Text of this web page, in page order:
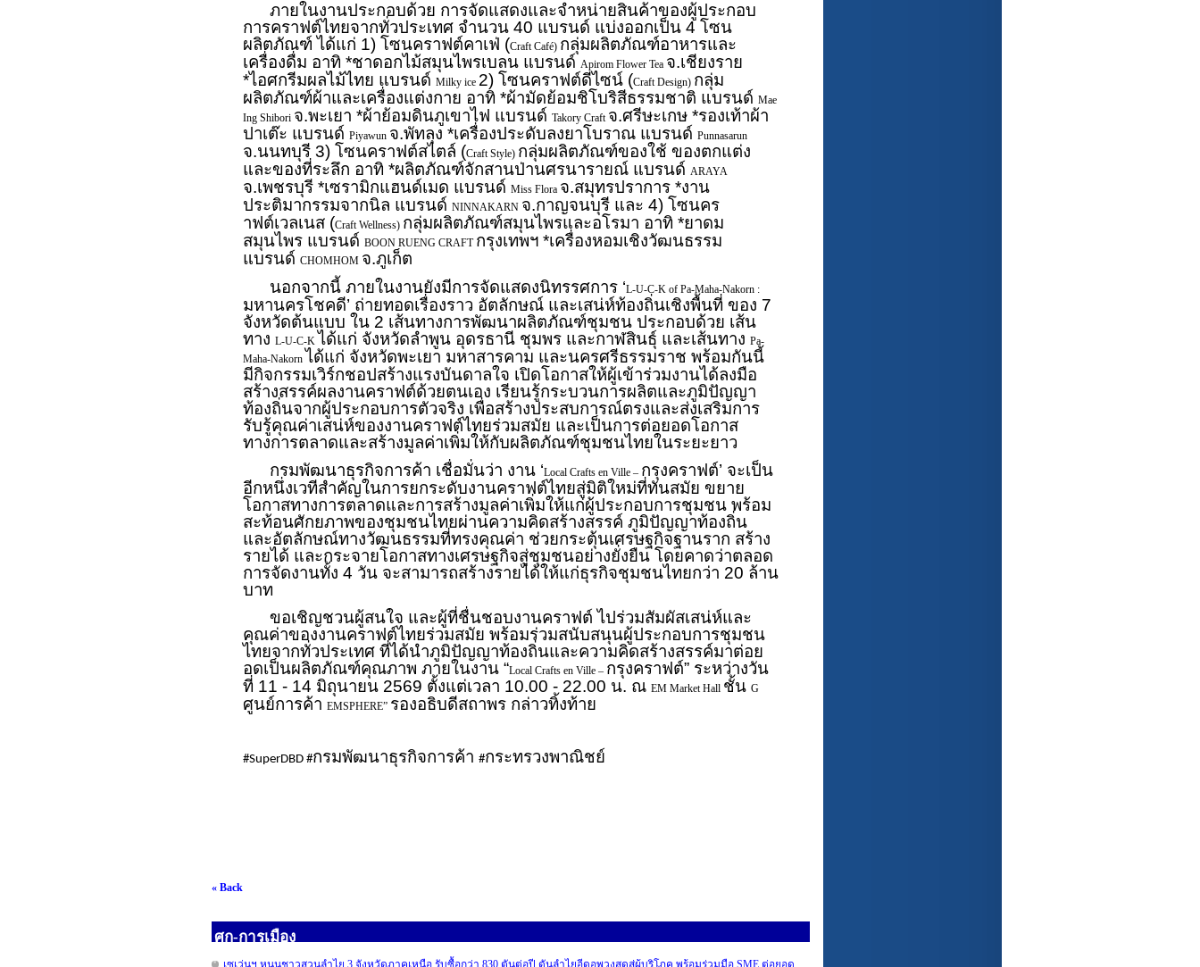
ภายในงานประกอบด้วย การจัดแสดงและจำหน่ายสินค้าของผู้ประกอบ
การคราฟต์ไทยจากทั่วประเทศ จำนวน 40 แบรนด์ แบ่งออกเป็น 4 โซน
ผลิตภัณฑ์ ได้แก่ 1) โซนคราฟต์คาเฟ่ (Craft Café) กลุ่มผลิตภัณฑ์อาหารและ
เครื่องดื่ม อาทิ *ชาดอกไม้สมุนไพรเบลน แบรนด์ Apirom Flower Tea จ.เชียงราย
*ไอศกรีมผลไม้ไทย แบรนด์ Milky ice 2) โซนคราฟต์ดีไซน์ (Craft Design) กลุ่ม
ผลิตภัณฑ์ผ้าและเครื่องแต่งกาย อาทิ *ผ้ามัดย้อมชิโบริสีธรรมชาติ แบรนด์ Mae
Ing Shibori จ.พะเยา *ผ้าย้อมดินภูเขาไฟ แบรนด์ Takory Craft จ.ศรีษะเกษ *รองเท้าผ้า
ปาเต๊ะ แบรนด์ Piyawun จ.พัทลุง *เครื่องประดับลงยาโบราณ แบรนด์ Punnasarun
จ.นนทบุรี 3) โซนคราฟต์สไตล์ (Craft Style) กลุ่มผลิตภัณฑ์ของใช้ ของตกแต่ง
และของที่ระลึก อาทิ *ผลิตภัณฑ์จักสานป่านศรนารายณ์ แบรนด์ ARAYA
จ.เพชรบุรี *เซรามิกแฮนด์เมด แบรนด์ Miss Flora จ.สมุทรปราการ *งาน
ประติมากรรมจากนิล แบรนด์ NINNAKARN จ.กาญจนบุรี และ 4) โซนคร
าฟต์เวลเนส (Craft Wellness) กลุ่มผลิตภัณฑ์สมุนไพรและอโรมา อาทิ *ยาดม
สมุนไพร แบรนด์ BOON RUENG CRAFT กรุงเทพฯ *เครื่องหอมเชิงวัฒนธรรม
แบรนด์ CHOMHOM จ.ภูเก็ต
นอกจากนี้ ภายในงานยังมีการจัดแสดงนิทรรศการ ‘L-U-C-K of Pa-Maha-Nakorn :
มหานครโชคดี’ ถ่ายทอดเรื่องราว อัตลักษณ์ และเสน่ห์ท้องถิ่นเชิงพื้นที่ ของ 7
จังหวัดต้นแบบ ใน 2 เส้นทางการพัฒนาผลิตภัณฑ์ชุมชน ประกอบด้วย เส้น
ทาง L-U-C-K ได้แก่ จังหวัดลำพูน อุดรธานี ชุมพร และกาฬสินธุ์ และเส้นทาง Pa-
Maha-Nakorn ได้แก่ จังหวัดพะเยา มหาสารคาม และนครศรีธรรมราช พร้อมกันนี้
มีกิจกรรมเวิร์กชอปสร้างแรงบันดาลใจ เปิดโอกาสให้ผู้เข้าร่วมงานได้ลงมือ
สร้างสรรค์ผลงานคราฟต์ด้วยตนเอง เรียนรู้กระบวนการผลิตและภูมิปัญญา
ท้องถิ่นจากผู้ประกอบการตัวจริง เพื่อสร้างประสบการณ์ตรงและส่งเสริมการ
รับรู้คุณค่าเสน่ห์ของงานคราฟต์ไทยร่วมสมัย และเป็นการต่อยอดโอกาส
ทางการตลาดและสร้างมูลค่าเพิ่มให้กับผลิตภัณฑ์ชุมชนไทยในระยะยาว
กรมพัฒนาธุรกิจการค้า เชื่อมั่นว่า งาน ‘Local Crafts en Ville – กรุงคราฟต์’ จะเป็น
อีกหนึ่งเวทีสำคัญในการยกระดับงานคราฟต์ไทยสู่มิติใหม่ที่ทันสมัย ขยาย
โอกาสทางการตลาดและการสร้างมูลค่าเพิ่มให้แก่ผู้ประกอบการชุมชน พร้อม
สะท้อนศักยภาพของชุมชนไทยผ่านความคิดสร้างสรรค์ ภูมิปัญญาท้องถิ่น
และอัตลักษณ์ทางวัฒนธรรมที่ทรงคุณค่า ช่วยกระตุ้นเศรษฐกิจฐานราก สร้าง
รายได้ และกระจายโอกาสทางเศรษฐกิจสู่ชุมชนอย่างยั่งยืน โดยคาดว่าตลอด
การจัดงานทั้ง 4 วัน จะสามารถสร้างรายได้ให้แก่ธุรกิจชุมชนไทยกว่า 20 ล้าน
บาท
ขอเชิญชวนผู้สนใจ และผู้ที่ชื่นชอบงานคราฟต์ ไปร่วมสัมผัสเสน่ห์และ
คุณค่าของงานคราฟต์ไทยร่วมสมัย พร้อมร่วมสนับสนุนผู้ประกอบการชุมชน
ไทยจากทั่วประเทศ ที่ได้นำภูมิปัญญาท้องถิ่นและความคิดสร้างสรรค์มาต่อย
อดเป็นผลิตภัณฑ์คุณภาพ ภายในงาน “Local Crafts en Ville – กรุงคราฟต์” ระหว่างวัน
ที่ 11 - 14 มิถุนายน 2569 ตั้งแต่เวลา 10.00 - 22.00 น. ณ EM Market Hall ชั้น G
ศูนย์การค้า EMSPHERE” รองอธิบดีสถาพร กล่าวทิ้งท้าย
#SuperDBD #กรมพัฒนาธุรกิจการค้า #กระทรวงพาณิชย์
« Back
ศก-การเมือง
เซเว่นฯ หนุนชาวสวนลำไย 3 จังหวัดภาคเหนือ รับซื้อกว่า 830 ตันต่อปี ดันลำไยอีดอพวงสดสู่ผู้บริโภค พร้อมร่วมมือ SME ต่อยอด